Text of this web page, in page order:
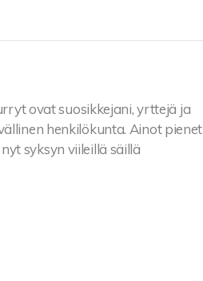
ovat suosikkejani, yrttejä ja
henkilökunta. Ainot pienet
syksyn viileillä säillä